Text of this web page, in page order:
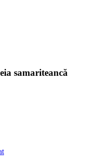
samariteancă